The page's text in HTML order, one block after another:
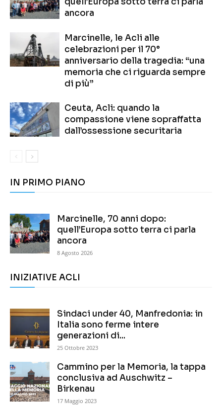
ancora
Marcinelle, le Acli alle
celebrazioni per il 70°
anniversario della tragedia: “una
memoria che ci riguarda sempre
di più”
Ceuta, Acli: quando la
compassione viene sopraffatta
dall’ossessione securitaria
IN PRIMO PIANO
Marcinelle, 70 anni dopo:
quell’Europa sotto terra ci parla
ancora
8 Agosto 2026
INIZIATIVE ACLI
Sindaci under 40, Manfredonia: in
Italia sono ferme intere
generazioni di...
25 Ottobre 2023
Cammino per la Memoria, la tappa
conclusiva ad Auschwitz –
Birkenau
17 Maggio 2023